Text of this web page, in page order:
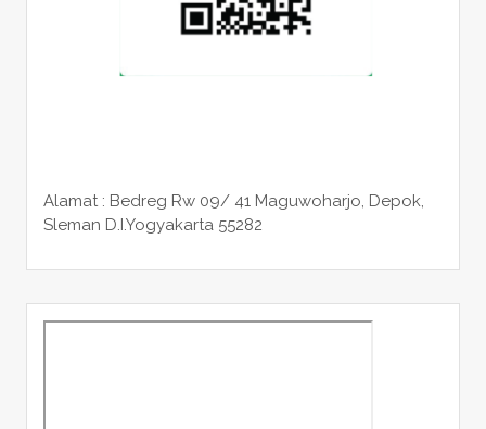
Alamat : Bedreg Rw 09/ 41 Maguwoharjo, Depok,
Sleman D.I.Yogyakarta 55282